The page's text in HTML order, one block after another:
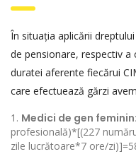
În situația aplicării
de pensionare, respectiv a
duratei aferente fiecărui
care efectuează gărzi
Medici de gen feminin:
profesională)*[(227
zile lucrătoare*7 ore/